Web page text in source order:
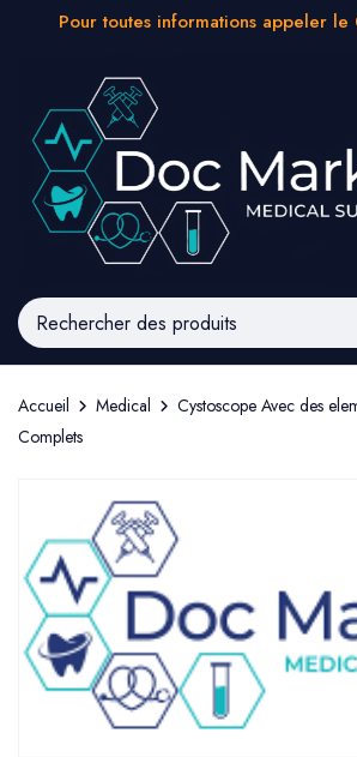
Pour toutes informations appeler le
Accueil Medical
Cystoscope Avec des
Complets